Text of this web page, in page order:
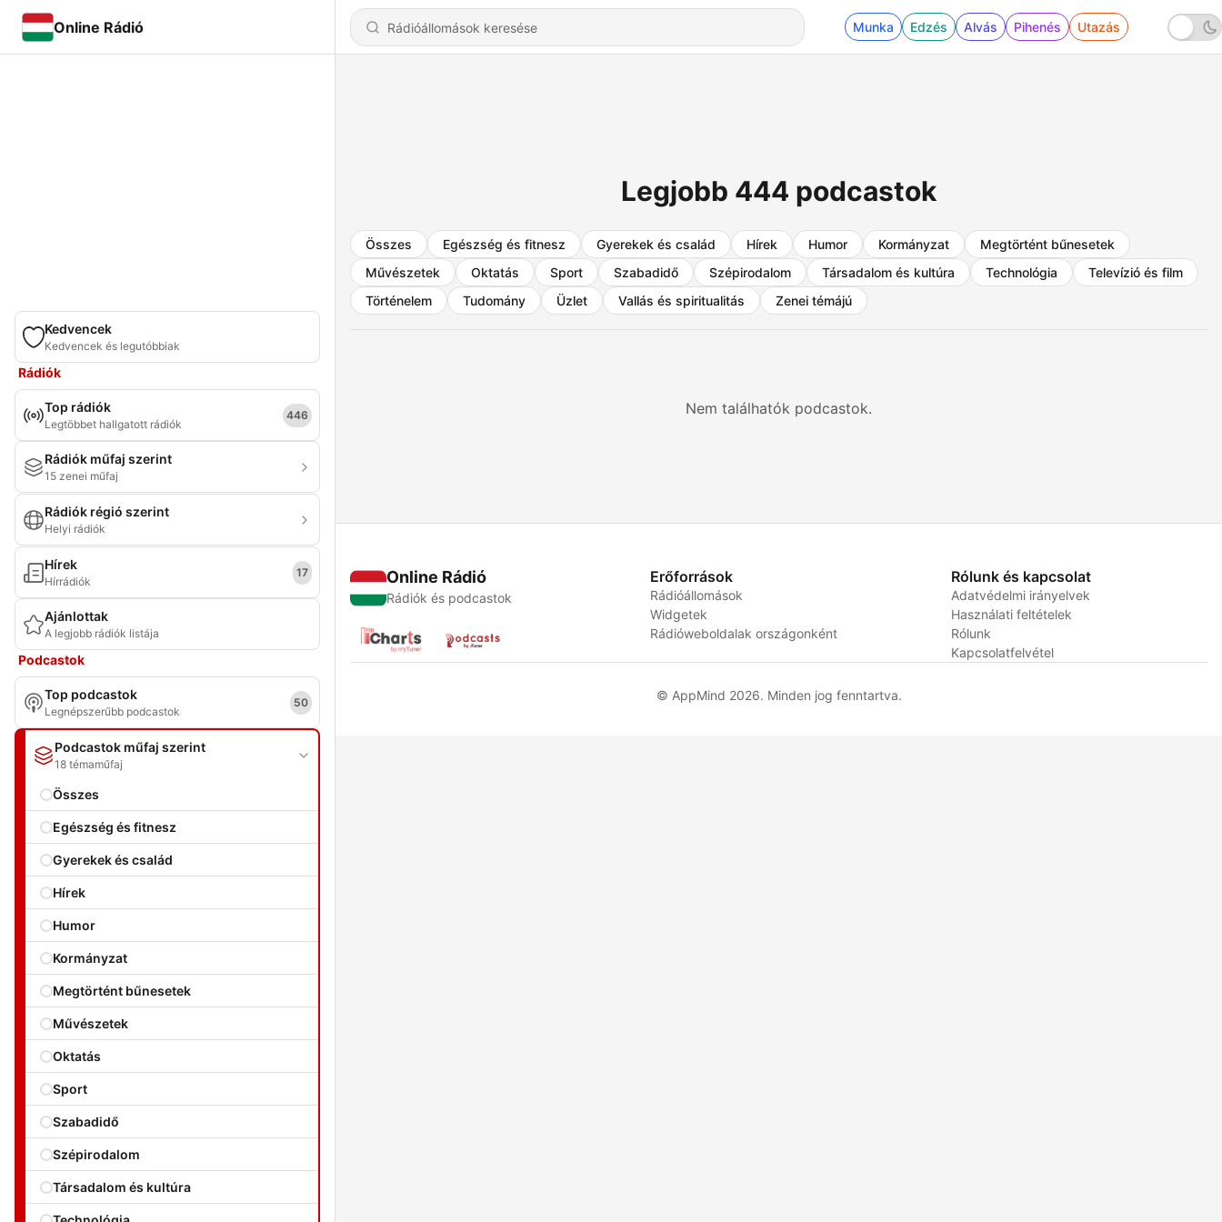
Online Rádió Munka Edzés Alvás Pihenés Utazás
Kedvencek
Kedvencek és legutóbbiak
Rádiók
Top rádiók
Legtöbbet hallgatott rádiók
446
Rádiók műfaj szerint
15 zenei műfaj
Rádiók régió szerint
Helyi rádiók
Hírek
Hírrádiók
17
Ajánlottak
A legjobb rádiók listája
Podcastok
Top podcastok
Legnépszerűbb podcastok
50
Podcastok műfaj szerint
18 témaműfaj
Összes
Egészség és fitnesz
Gyerekek és család
Hírek
Humor
Kormányzat
Megtörtént bűnesetek
Művészetek
Oktatás
Sport
Szabadidő
Szépirodalom
Társadalom és kultúra
Legjobb 444 podcastok
Összes Egészség és fitnesz Gyerekek és család Hírek Humor Kormányzat
Megtörtént bűnesetek
Művészetek
Oktatás Sport Szabadidő Szépirodalom Társadalom és kultúra Technológia
Televízió és film
Történelem
Tudomány Üzlet Vallás és spiritualitás Zenei témájú
Nem találhatók podcastok.
Online Rádió
Rádiók és podcastok
Erőforrások
Rádióállomások
Widgetek
Rádióweboldalak országonként
Rólunk és kapcsolat
Adatvédelmi irányelvek
Használati feltételek
Rólunk
Kapcsolatfelvétel
© AppMind 2026. Minden jog fenntartva.